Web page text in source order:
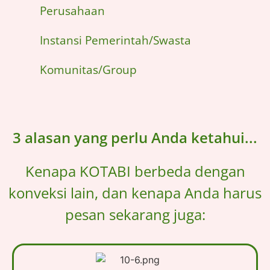
Perusahaan
Instansi Pemerintah/Swasta
Komunitas/Group
3 alasan yang perlu Anda ketahui...
Kenapa KOTABI berbeda dengan
konveksi lain, dan kenapa Anda harus
pesan sekarang juga: